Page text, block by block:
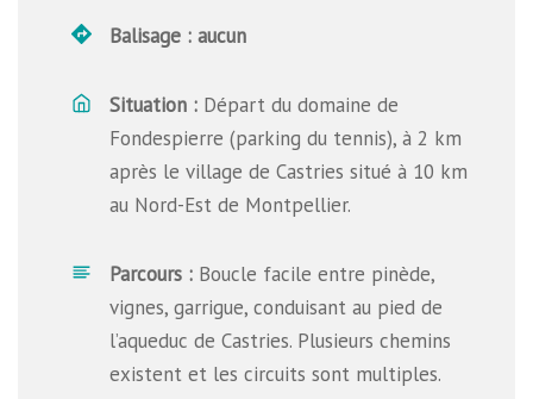
Balisage : aucun
Situation : Départ du domaine de
Fondespierre (parking du tennis), à 2 km
après le village de Castries situé à 10 km
au Nord-Est de Montpellier.
Parcours : Boucle facile entre pinède,
vignes, garrigue, conduisant au pied de
l’aqueduc de Castries. Plusieurs chemins
existent et les circuits sont multiples.